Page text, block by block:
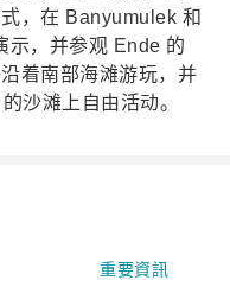
，在 Banyumulek 和
示，并参观 Ende 的
着南部海滩游玩，并
沙滩上自由活动。
重要資訊